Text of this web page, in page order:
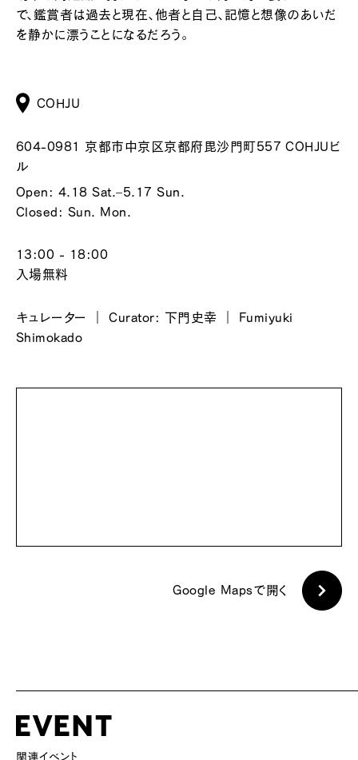
で、鑑賞者は過去と現在、他者と自己、記憶と想像のあいだ
を静かに漂うことになるだろう。
COHJU
604-0981 京都市中京区京都府毘沙門町557 COHJUビ
ル
Open: 4.18 Sat.–5.17 Sun.
Closed: Sun. Mon.
13:00 - 18:00
入場無料
キュレーター ｜ Curator: 下門史幸 ｜ Fumiyuki
Shimokado
Google Mapsで開く